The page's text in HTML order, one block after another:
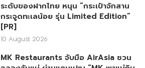
ระดับของฝากไทย หนุน “กระเป๋าจักสาน
กระจูดทะเลน้อย รุ่น Limited Edition”
[PR]
10 August 2026
MK Restaurants จับมือ AirAsia ชวน